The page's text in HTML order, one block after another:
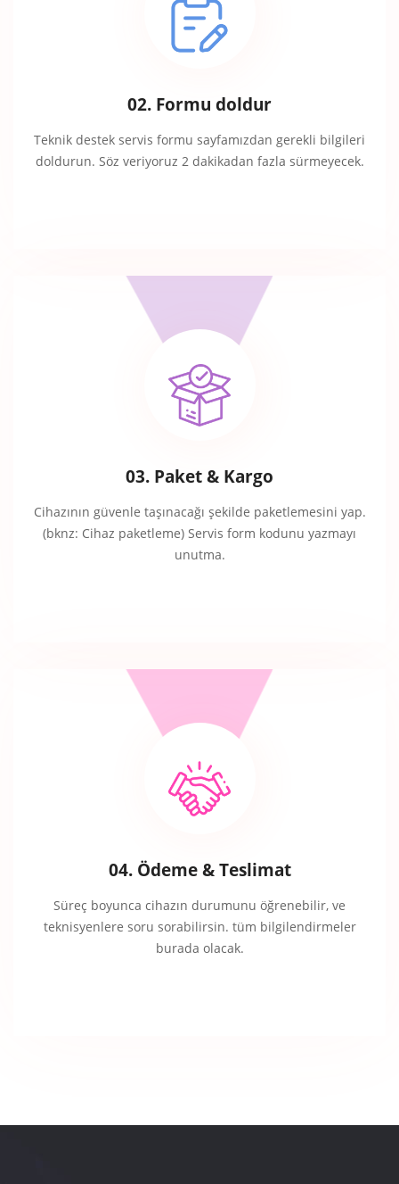
02. Formu doldur
Teknik destek servis formu sayfamızdan gerekli bilgileri
doldurun. Söz veriyoruz 2 dakikadan fazla sürmeyecek.
03. Paket & Kargo
Cihazının güvenle taşınacağı şekilde paketlemesini yap.
(bknz: Cihaz paketleme) Servis form kodunu yazmayı
unutma.
04. Ödeme & Teslimat
Süreç boyunca cihazın durumunu öğrenebilir, ve
teknisyenlere soru sorabilirsin. tüm bilgilendirmeler
burada olacak.